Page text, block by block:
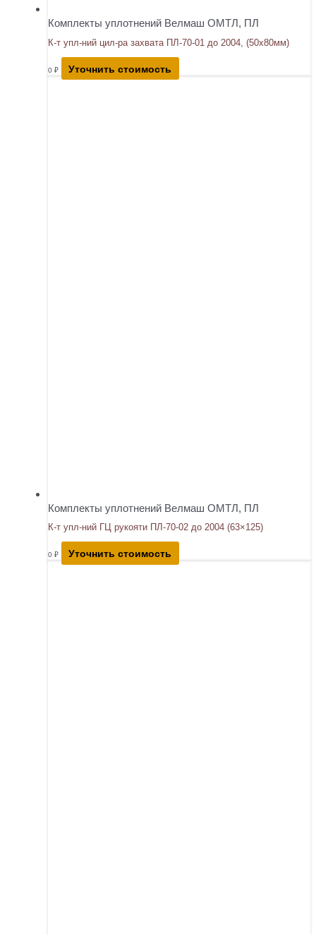
Комплекты уплотнений Велмаш ОМТЛ, ПЛ
К-т упл-ний цил-ра захвата ПЛ-70-01 до 2004, (50х80мм)
0 ₽ Уточнить стоимость
Комплекты уплотнений Велмаш ОМТЛ, ПЛ
К-т упл-ний ГЦ рукояти ПЛ-70-02 до 2004 (63×125)
0 ₽ Уточнить стоимость